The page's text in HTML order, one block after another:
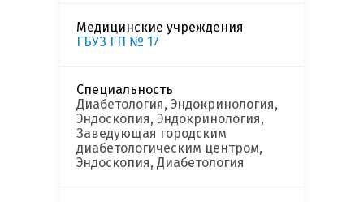
Медицинские учреждения
ГБУЗ ГП № 17
Специальность
Диабетология, Эндокринология,
Эндоскопия, Эндокринология,
Заведующая городским
диабетологическим центром,
Эндоскопия, Диабетология